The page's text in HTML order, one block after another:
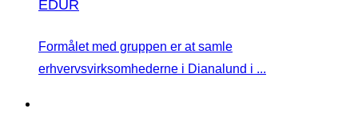
EDUR
Formålet med gruppen er at samle
erhvervsvirksomhederne i Dianalund i ...